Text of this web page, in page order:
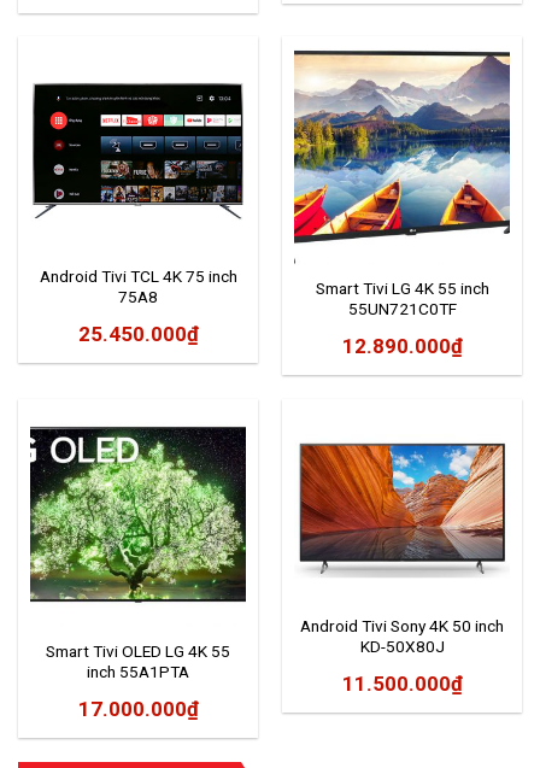
Android Tivi TCL 4K 75 inch
75A8
25.450.000₫
Smart Tivi LG 4K 55 inch
55UN721C0TF
12.890.000₫
Smart Tivi OLED LG 4K 55
inch 55A1PTA
17.000.000₫
Android Tivi Sony 4K 50 inch
KD-50X80J
11.500.000₫